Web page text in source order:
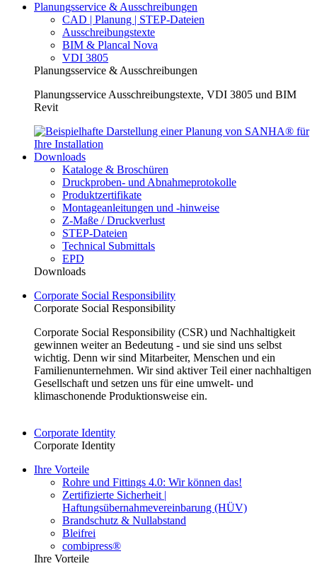
Planungsservice & Ausschreibungen
CAD | Planung | STEP-Dateien
Ausschreibungstexte
BIM & Plancal Nova
VDI 3805
Planungsservice & Ausschreibungen
Planungsservice Ausschreibungstexte, VDI 3805 und BIM
Revit
Downloads
Kataloge & Broschüren
Druckproben- und Abnahmeprotokolle
Produktzertifikate
Montageanleitungen und -hinweise
Z-Maße / Druckverlust
STEP-Dateien
Technical Submittals
EPD
Downloads
Corporate Social Responsibility
Corporate Social Responsibility
Corporate Social Responsibility (CSR) und Nachhaltigkeit
gewinnen weiter an Bedeutung - und sie sind uns selbst
wichtig. Denn wir sind Mitarbeiter, Menschen und ein
Familienunternehmen. Wir sind aktiver Teil einer nachhaltigen
Gesellschaft und setzen uns für eine umwelt- und
klimaschonende Produktionsweise ein.
Corporate Identity
Corporate Identity
Ihre Vorteile
Rohre und Fittings 4.0: Wir können das!
Zertifizierte Sicherheit |
Haftungsübernahmevereinbarung (HÜV)
Brandschutz & Nullabstand
Bleifrei
combipress®
Ihre Vorteile